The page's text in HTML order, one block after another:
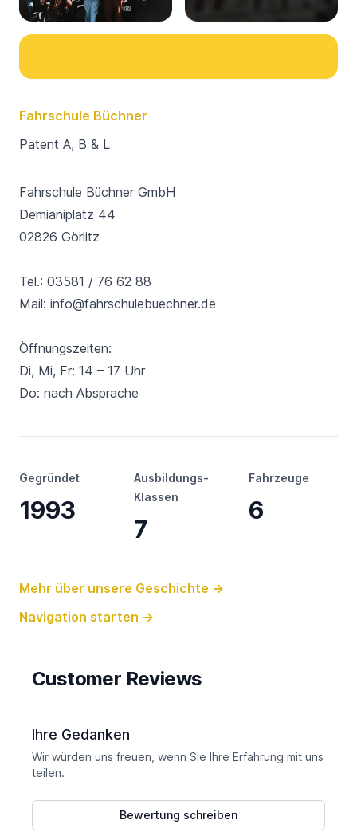
Fahrschule Büchner
Patent A, B & L
Fahrschule Büchner GmbH
Demianiplatz 44
02826 Görlitz
Tel.: 03581 / 76 62 88
Mail: info@fahrschulebuechner.de
Öffnungszeiten:
Di, Mi, Fr: 14 – 17 Uhr
Do: nach Absprache
Gegründet
1993
Ausbildungs-
Klassen
7
Fahrzeuge
6
Mehr über unsere Geschichte →
Navigation starten →
Customer Reviews
Ihre Gedanken
Wir würden uns freuen, wenn Sie Ihre Erfahrung mit uns
teilen.
Bewertung schreiben